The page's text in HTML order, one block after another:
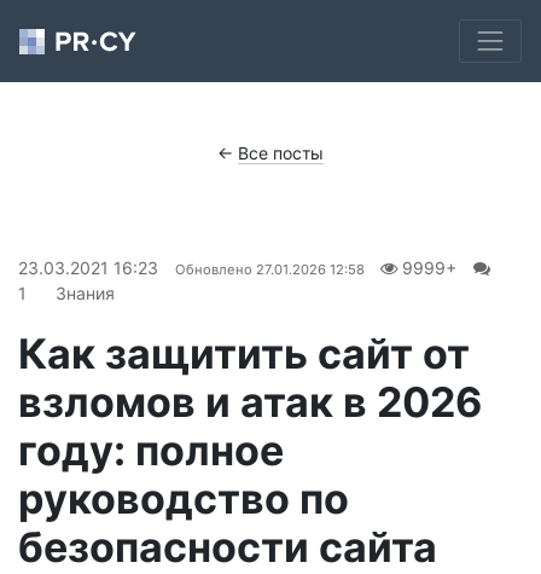
← Все посты
23.03.2021 16:23 Обновлено 27.01.2026 12:58
9999+
1
Знания
Как защитить сайт от
взломов и атак в 2026
году: полное
руководство по
безопасности сайта